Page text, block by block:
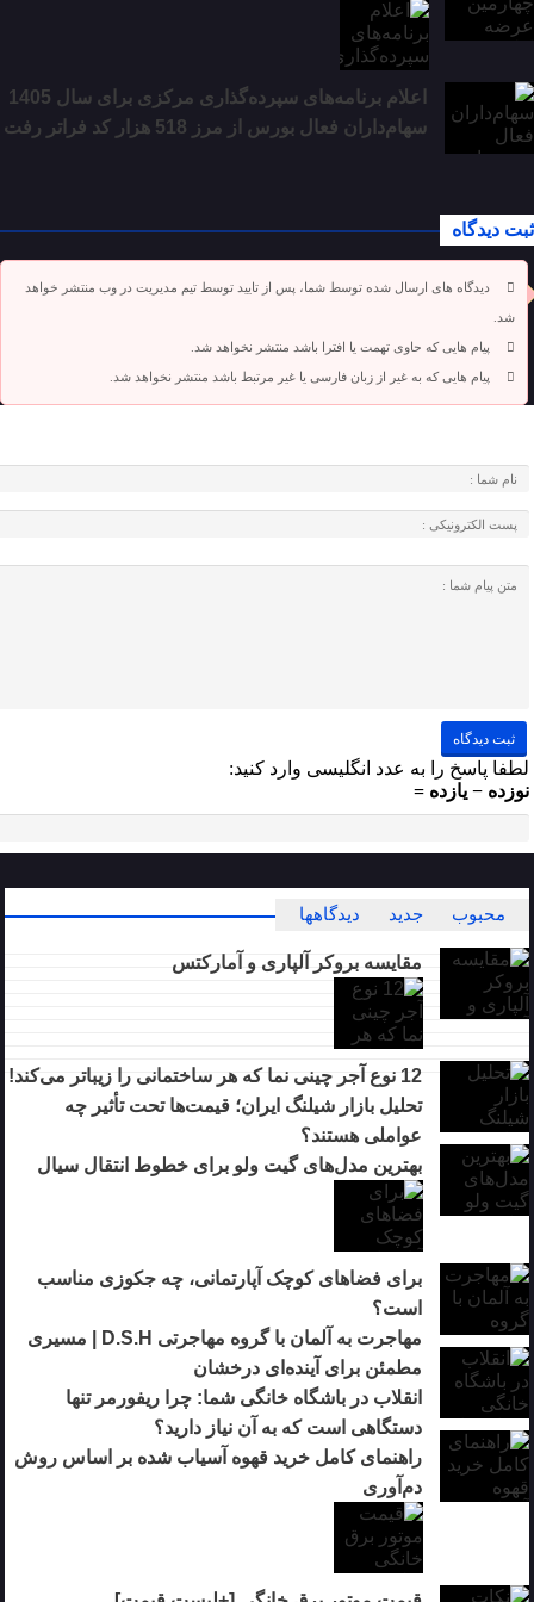
اعلام برنامه‌های سپرده‌گذاری مرکزی برای سال 1405
سهام‌داران فعال بورس از مرز 518 هزار کد فراتر رفت
ثبت دیدگاه
دیدگاه های ارسال شده توسط شما، پس از تایید توسط تیم مدیریت در وب منتشر خواهد
شد.
پیام هایی که حاوی تهمت یا افترا باشد منتشر نخواهد شد.
پیام هایی که به غیر از زبان فارسی یا غیر مرتبط باشد منتشر نخواهد شد.
لطفا پاسخ را به عدد انگلیسی وارد کنید:
نوزده − یازده =
محبوب جدید دیدگاهها
مقایسه بروکر آلپاری و آمارکتس
12 نوع آجر چینی نما که هر ساختمانی را زیباتر می‌کند!
تحلیل بازار شیلنگ ایران؛ قیمت‌ها تحت تأثیر چه
عواملی هستند؟
بهترین مدل‌های گیت ولو برای خطوط انتقال سیال
برای فضاهای کوچک آپارتمانی، چه جکوزی مناسب
است؟
مهاجرت به آلمان با گروه مهاجرتی D.S.H | مسیری
مطمئن برای آینده‌ای درخشان
انقلاب در باشگاه خانگی شما: چرا ریفورمر تنها
دستگاهی است که به آن نیاز دارید؟
راهنمای کامل خرید قهوه آسیاب شده بر اساس روش
دم‌آوری